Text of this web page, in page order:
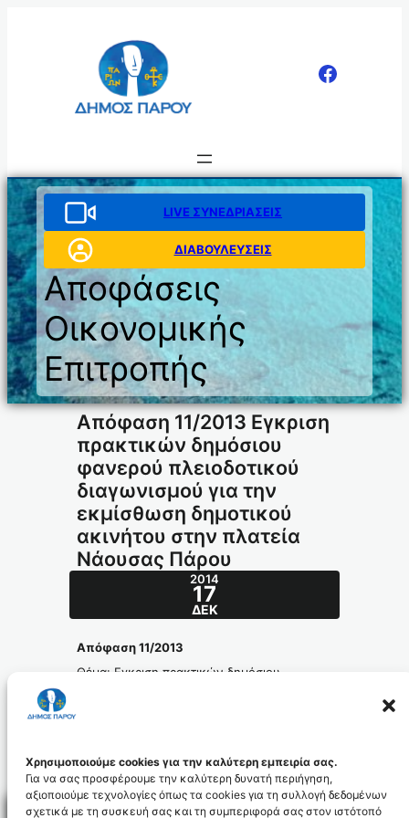
Χρησιμοποιούμε cookies για την καλύτερη εμπειρία σας.
Για να σας προσφέρουμε την καλύτερη δυνατή περιήγηση,
αξιοποιούμε τεχνολογίες όπως τα cookies για τη συλλογή δεδομένων
σχετικά με τη συσκευή σας και τη συμπεριφορά σας στον ιστότοπό
LIVE ΣΥΝΕΔΡΙΑΣΕΙΣ
ΔΙΑΒΟΥΛΕΥΣΕΙΣ
Αποφάσεις
Οικονομικής
Επιτροπής
Απόφαση 11/2013 Εγκριση
πρακτικών δημόσιου
φανερού πλειοδοτικού
διαγωνισμού για την
εκμίσθωση δημοτικού
ακινήτου στην πλατεία
Νάουσας Πάρου
2014
17
ΔΕΚ
Απόφαση 11/2013
Θέμα: Εγκριση πρακτικών δημόσιου
apofasi_11.2013_id2965